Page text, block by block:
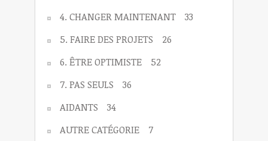
4. CHANGER MAINTENANT
33
5. FAIRE DES PROJETS
26
6. ÊTRE OPTIMISTE
52
7. PAS SEULS
36
AIDANTS
34
AUTRE CATÉGORIE
7